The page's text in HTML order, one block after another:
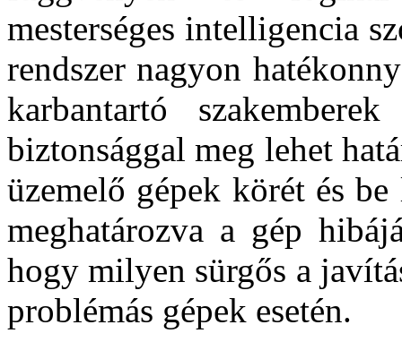
mesterséges intelligencia
rendszer nagyon
karbantartó
biztonsággal meg lehet
üzemelő gépek körét és
meghatározva a gép
hogy milyen sürgős a
problémás gépek esetén.